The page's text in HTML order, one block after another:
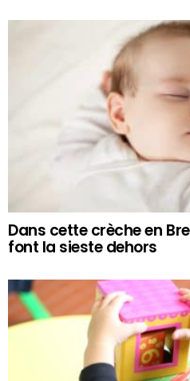
Dans cette crèche en
font la sieste dehors